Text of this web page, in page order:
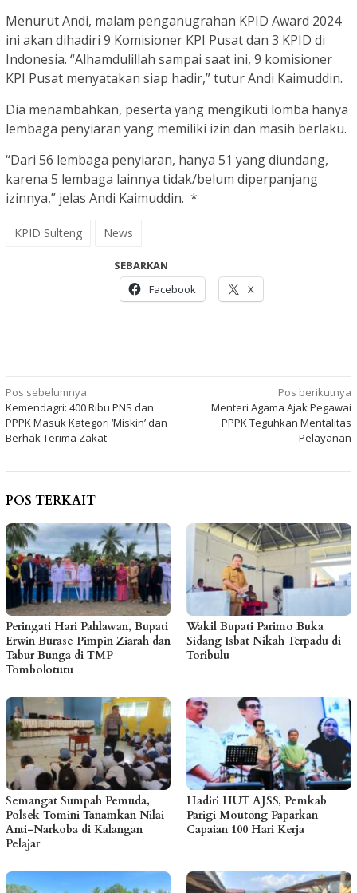
Menurut Andi, malam penganugrahan KPID Award 2024
ini akan dihadiri 9 Komisioner KPI Pusat dan 3 KPID di
Indonesia. “Alhamdulillah sampai saat ini, 9 komisioner
KPI Pusat menyatakan siap hadir,” tutur Andi Kaimuddin.
Dia menambahkan, peserta yang mengikuti lomba hanya
lembaga penyiaran yang memiliki izin dan masih berlaku.
“Dari 56 lembaga penyiaran, hanya 51 yang diundang,
karena 5 lembaga lainnya tidak/belum diperpanjang
izinnya,” jelas Andi Kaimuddin. *
KPID Sulteng News
SEBARKAN
Facebook
X
Navigasi
pos
Pos sebelumnya
Kemendagri: 400 Ribu PNS dan
PPPK Masuk Kategori ‘Miskin’ dan
Berhak Terima Zakat
Pos berikutnya
Menteri Agama Ajak Pegawai
PPPK Teguhkan Mentalitas
Pelayanan
POS TERKAIT
Peringati Hari Pahlawan, Bupati
Erwin Burase Pimpin Ziarah dan
Tabur Bunga di TMP
Tombolotutu
Wakil Bupati Parimo Buka
Sidang Isbat Nikah Terpadu di
Toribulu
Semangat Sumpah Pemuda,
Polsek Tomini Tanamkan Nilai
Anti-Narkoba di Kalangan
Pelajar
Hadiri HUT AJSS, Pemkab
Parigi Moutong Paparkan
Capaian 100 Hari Kerja